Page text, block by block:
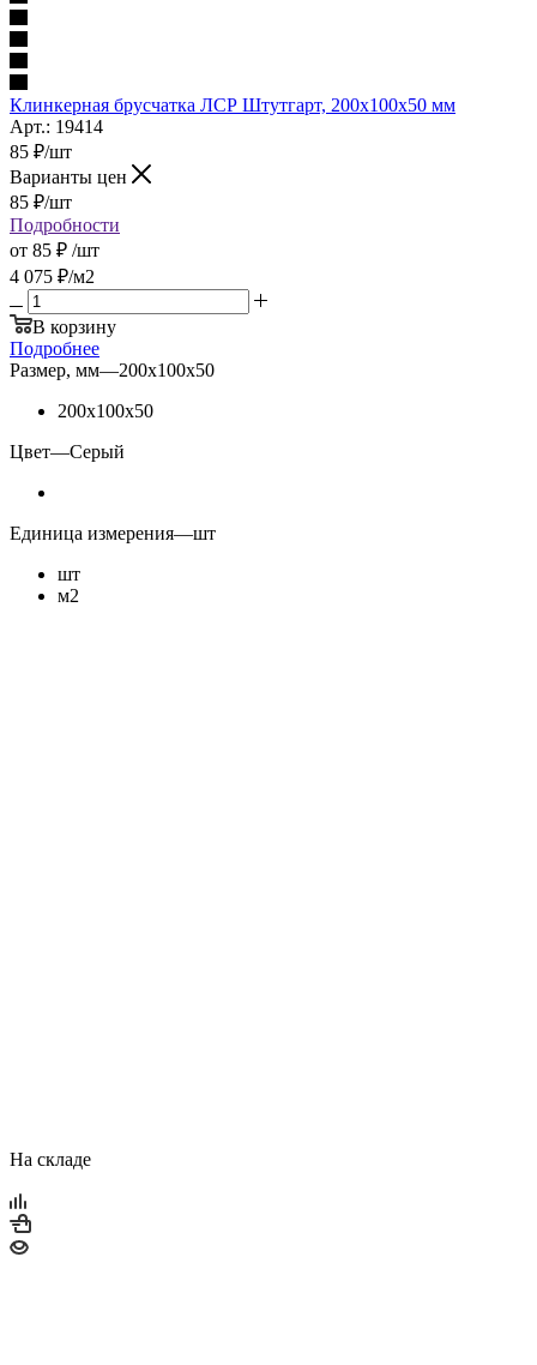
Клинкерная брусчатка ЛСР Штутгарт, 200x100x50 мм
Арт.: 19414
85 ₽/шт
Варианты цен
85 ₽/шт
Подробности
от 85 ₽ /шт
4 075 ₽/м2
В корзину
Подробнее
Размер, мм—200х100х50
200х100х50
Цвет—Серый
Единица измерения—шт
шт
м2
На складе